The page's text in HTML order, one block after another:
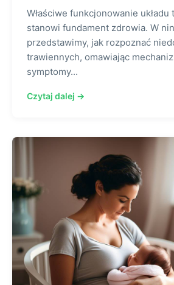
Właściwe funkcjonowanie
stanowi fundament zdrowia. W
przedstawimy, jak rozpoznać
trawiennych, omawiając
symptomy...
Czytaj dalej →